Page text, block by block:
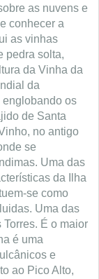
as nuvens e
conhecer a
as vinhas
pedra solta,
da Vinha da
da
os
de Santa
no antigo
se
Uma das
da Ilha
se como
Uma das
É o maior
é uma
e
ao Pico Alto,